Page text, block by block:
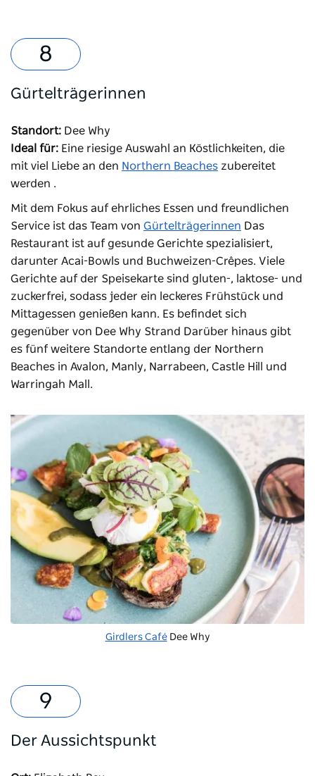
Gürtelträgerinnen
Standort: Dee Why
Ideal für: Eine riesige Auswahl an Köstlichkeiten, die
mit viel Liebe an den Northern Beaches zubereitet
werden .
Mit dem Fokus auf ehrliches Essen und freundlichen
Service ist das Team von Gürtelträgerinnen Das
Restaurant ist auf gesunde Gerichte spezialisiert,
darunter Acai-Bowls und Buchweizen-Crêpes. Viele
Gerichte auf der Speisekarte sind gluten-, laktose- und
zuckerfrei, sodass jeder ein leckeres Frühstück und
Mittagessen genießen kann. Es befindet sich
gegenüber von Dee Why Strand Darüber hinaus gibt
es fünf weitere Standorte entlang der Northern
Beaches in Avalon, Manly, Narrabeen, Castle Hill und
Warringah Mall.
Girdlers CaféDee Why
Der Aussichtspunkt